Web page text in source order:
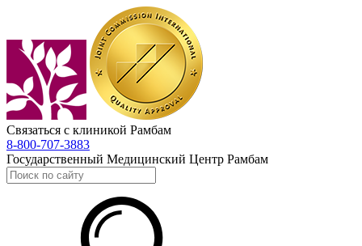
Связаться с клиникой Рамбам
8-800-707-3883
Государственный Медицинский Центр Рамбам